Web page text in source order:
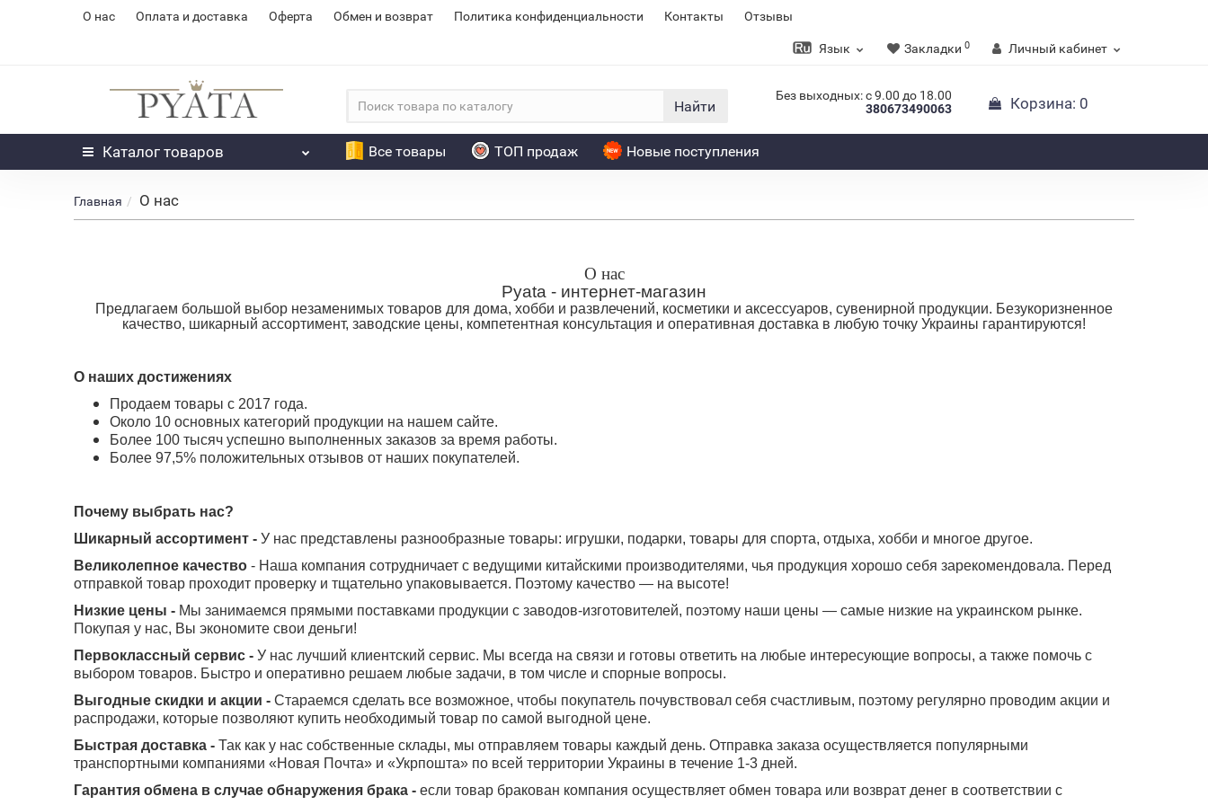
О нас Оплата и доставка Оферта Обмен и возврат Политика конфиденциальности Контакты Отзывы
Язык Закладки 0 Личный кабинет
Найти
Без выходных: с 9.00 до 18.00
380673490063
Корзина: 0
Каталог товаров Все товары ТОП продаж Новые поступления
Главная О нас
О нас
Pyata - интернет-магазин
Предлагаем большой выбор незаменимых товаров для дома, хобби и развлечений, косметики и аксессуаров, сувенирной продукции. Безукоризненное
качество, шикарный ассортимент, заводские цены, компетентная консультация и оперативная доставка в любую точку Украины гарантируются!
О наших достижениях
Продаем товары с 2017 года.
Около 10 основных категорий продукции на нашем сайте.
Более 100 тысяч успешно выполненных заказов за время работы.
Более 97,5% положительных отзывов от наших покупателей.
Почему выбрать нас?
Шикарный ассортимент -У нас представлены разнообразные товары: игрушки, подарки, товары для спорта, отдыха, хобби и многое другое.
Великолепное качество - Наша компания сотрудничает с ведущими китайскими производителями, чья продукция хорошо себя зарекомендовала. Перед
отправкой товар проходит проверку и тщательно упаковывается. Поэтому качество — на высоте!
Низкие цены - Мы занимаемся прямыми поставками продукции с заводов-изготовителей, поэтому наши цены — самые низкие на украинском рынке.
Покупая у нас, Вы экономите свои деньги!
Первоклассный сервис -У нас лучший клиентский сервис. Мы всегда на связи и готовы ответить на любые интересующие вопросы, а также помочь с
выбором товаров. Быстро и оперативно решаем любые задачи, в том числе и спорные вопросы.
Выгодные скидки и акции -Стараемся сделать все возможное, чтобы покупатель почувствовал себя счастливым, поэтому регулярно проводим акции и
распродажи, которые позволяют купить необходимый товар по самой выгодной цене.
Быстрая доставка -Так как у нас собственные склады, мы отправляем товары каждый день. Отправка заказа осуществляется популярными
транспортными компаниями «Новая Почта» и «Укрпошта» по всей территории Украины в течение 1-3 дней.
Гарантия обмена в случае обнаружения брака -если товар бракован компания осуществляет обмен товара или возврат денег в соответствии с